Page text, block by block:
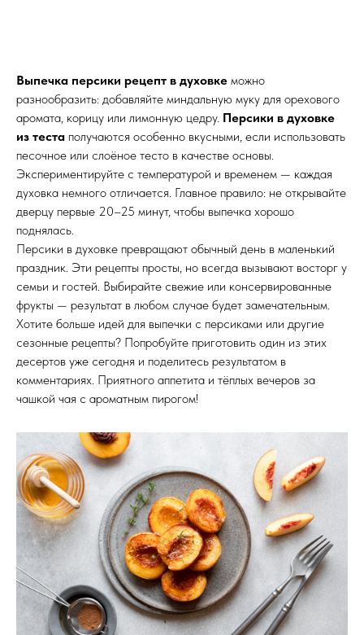
Выпечка персики рецепт в духовке можно
разнообразить: добавляйте миндальную муку для орехового
аромата, корицу или лимонную цедру. Персики в духовке
из теста получаются особенно вкусными, если использовать
песочное или слоёное тесто в качестве основы.
Экспериментируйте с температурой и временем — каждая
духовка немного отличается. Главное правило: не открывайте
дверцу первые 20–25 минут, чтобы выпечка хорошо
поднялась.
Персики в духовке превращают обычный день в маленький
праздник. Эти рецепты просты, но всегда вызывают восторг у
семьи и гостей. Выбирайте свежие или консервированные
фрукты — результат в любом случае будет замечательным.
Хотите больше идей для выпечки с персиками или другие
сезонные рецепты? Попробуйте приготовить один из этих
десертов уже сегодня и поделитесь результатом в
комментариях. Приятного аппетита и тёплых вечеров за
чашкой чая с ароматным пирогом!